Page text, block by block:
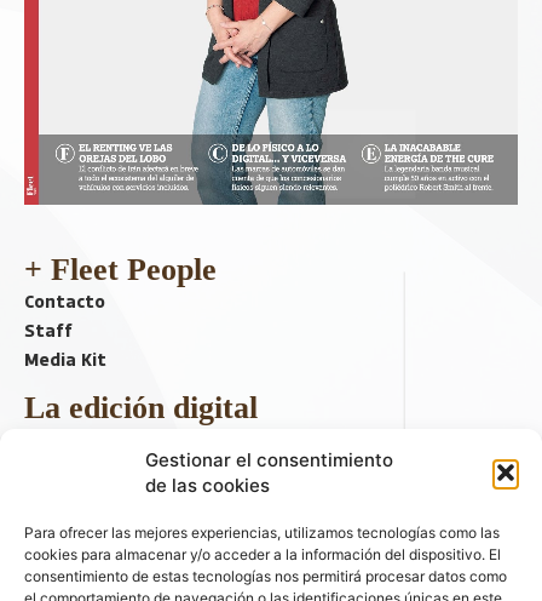
Gestionar el consentimiento
de las cookies
Para ofrecer las mejores experiencias, utilizamos tecnologías como las
cookies para almacenar y/o acceder a la información del dispositivo. El
consentimiento de estas tecnologías nos permitirá procesar datos como
+ Fleet People
Contacto
Staff
Media Kit
La edición digital
Descargar último ejemplar
ir a hemeroteca
+ Contenido en redes sociales